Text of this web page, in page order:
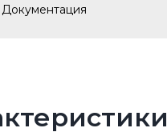
Документация